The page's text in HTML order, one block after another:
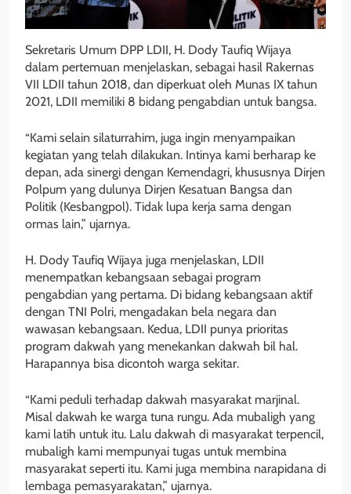
Sekretaris Umum DPP LDII, H. Dody Taufiq Wijaya
dalam pertemuan menjelaskan, sebagai hasil Rakernas
VII LDII tahun 2018, dan diperkuat oleh Munas IX tahun
2021, LDII memiliki 8 bidang pengabdian untuk bangsa.
“Kami selain silaturrahim, juga ingin menyampaikan
kegiatan yang telah dilakukan. Intinya kami berharap ke
depan, ada sinergi dengan Kemendagri, khususnya Dirjen
Polpum yang dulunya Dirjen Kesatuan Bangsa dan
Politik (Kesbangpol). Tidak lupa kerja sama dengan
ormas lain,” ujarnya.
H. Dody Taufiq Wijaya juga menjelaskan, LDII
menempatkan kebangsaan sebagai program
pengabdian yang pertama. Di bidang kebangsaan aktif
dengan TNI Polri, mengadakan bela negara dan
wawasan kebangsaan. Kedua, LDII punya prioritas
program dakwah yang menekankan dakwah bil hal.
Harapannya bisa dicontoh warga sekitar.
“Kami peduli terhadap dakwah masyarakat marjinal.
Misal dakwah ke warga tuna rungu. Ada mubaligh yang
kami latih untuk itu. Lalu dakwah di masyarakat terpencil,
mubaligh kami mempunyai tugas untuk membina
masyarakat seperti itu. Kami juga membina narapidana di
lembaga pemasyarakatan,” ujarnya.